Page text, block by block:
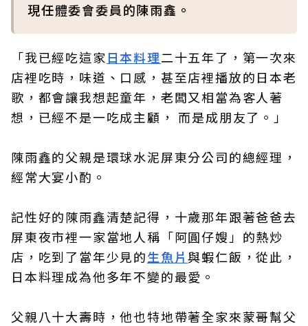
現任體委會委員的陳雨鑫。
「我已經吃這家 日本料理二十五年了，第一次來
店裡吃時，味道、口感，甚至店裡播放的日本老
歌，都會讓我想起童年，老闆又相當為客人著
想，已經不是一吃成主顧， 而是成朋友了。」
陳雨鑫的父親是環球水泥屏東分公司的總經理，
經常大宴小酌。
記性好的陳雨鑫清楚記得，十歲那年跟著爸爸去
屏東夜市裡一家當地人稱「阿圓仔嫂」的熱炒
店，吃到了當年少見的生魚片與蝦仁飯，從此，
日本料理成為他多年不變的最愛。
父親八十大壽時，他也特地帶著全家來蒙哥幫父